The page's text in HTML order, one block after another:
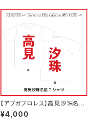
【アプガプロレス】高見汐珠名前
Tシャツ
¥4,000